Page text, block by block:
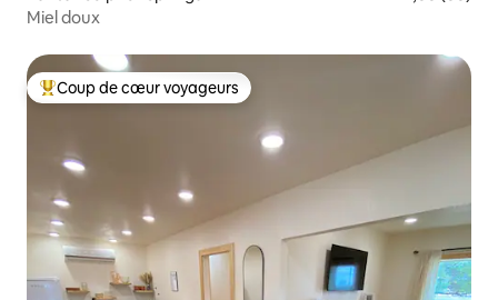
Miel doux
Coup de cœur voyageurs parmi les plus aimés
Coup de cœur voyageurs